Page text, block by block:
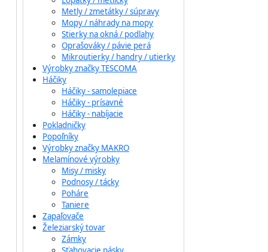
Metly / zmetátky / súpravy
Mopy / náhrady na mopy
Stierky na okná / podlahy
Oprašováky / pávie perá
Mikroutierky / handry / utierky
Výrobky značky TESCOMA
Háčiky
Háčiky - samolepiace
Háčiky - prísavné
Háčiky - nabíjacie
Pokladničky
Popoľníky
Výrobky značky MAKRO
Melamínové výrobky
Misy / misky
Podnosy / tácky
Poháre
Taniere
Zapaľovače
Železiarský tovar
Zámky